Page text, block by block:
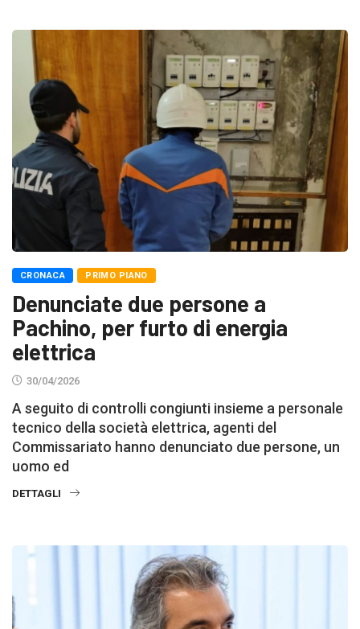
CRONACA PRIMO PIANO
Denunciate due persone a
Pachino, per furto di energia
elettrica
30/04/2026
A seguito di controlli congiunti insieme a personale
tecnico della società elettrica, agenti del
Commissariato hanno denunciato due persone, un
uomo ed
DETTAGLI